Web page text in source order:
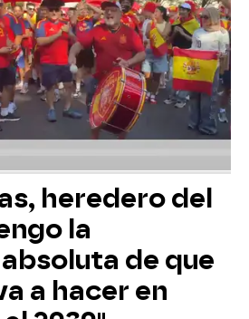
heredero del
la
de que
a hacer en